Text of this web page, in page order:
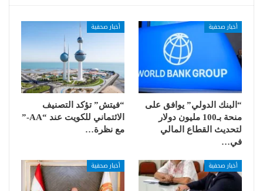
أخبار صحفية
“البنك الدولي” يوافق على
منحة بـ100 مليون دولار
لتحديث القطاع المالي
في…
أخبار صحفية
“فيتش” تؤكد التصنيف
الائتماني للكويت عند “AA-”
مع نظرة…
أخبار صحفية أخبار صحفية